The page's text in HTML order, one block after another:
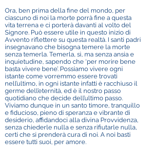
Ora, ben prima della fine del mondo, per
ciascuno di noi la morte porrà fine a questa
vita terrena e ci porterà davanti al volto del
Signore. Può essere utile in questo inizio di
Avvento riflettere su questa realtà. I santi padri
insegnavano che bisogna temere la morte
senza temerla. Temerla, sì, ma senza ansia e
inquietudine, sapendo che ‘per morire bene
basta vivere bene’. Possiamo vivere ogni
istante come vorremmo essere trovati
nell’ultimo, in ogni istante infatti è racchiuso il
germe dell’eternità, ed è il nostro passo
quotidiano che decide dell’ultimo passo.
Viviamo dunque in un santo timore, tranquillo
e fiducioso, pieno di speranza e vibrante di
desiderio, affidandoci alla divina Provvidenza,
senza chiederle nulla e senza rifiutarle nulla,
certi che si prenderà cura di noi. A noi basti
essere tutti suoi, per amore.